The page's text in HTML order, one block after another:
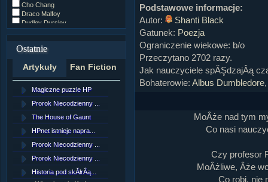
Cho Chang
Draco Malfoy
Dudley Dursley
Godryk Gryffindor
Helga Hufflepuff
Inne
James Potter
James Syriusz Potter
Lily Evans
Lily Luna Potter
Lord Voldemort
Lucjusz Malfoy
Luna Lovegood
Minerwa MacGonagall
Neville Longbottom
Ostatnie
Artykuły Fan Fiction
Magiczne puzzle HP
Prorok Niecodzienny ...
The House of Gaunt
HPnet istnieje napra...
Prorok Niecodzienny ...
Prorok Niecodzienny ...
Historia pod skĂłrÂą...
[NZ]RozdziaÂł 9 cz....
[NZ]RozdziaÂł 8 cz....
Podstawowe informacje:
Autor:
Shanti Black
Gatunek: Poezja
Ograniczenie wiekowe: b/o
Przeczytano 2702 razy.
Jak nauczyciele spĂŞdzajÂą
Bohaterowie: Albus Dumbledore
MoÂże nad tym
Co nasi
Czy profesor
MoÂżliwe, Âże
Co robi, nie